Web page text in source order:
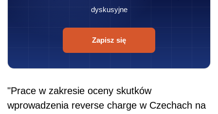
dyskusyjne
Zapisz się
"Prace w zakresie oceny skutków
wprowadzenia reverse charge w Czechach na